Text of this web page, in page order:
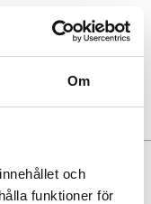
Om
och
funktioner för
4×48 Taxi Nord hjälper